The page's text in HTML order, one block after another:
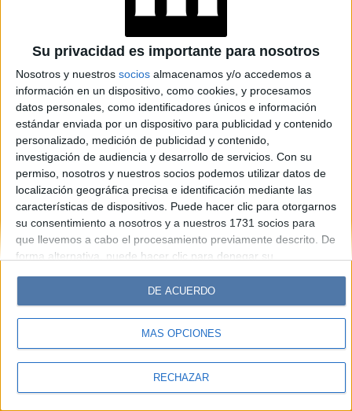
Su privacidad es importante para nosotros
Nosotros y nuestros socios almacenamos y/o accedemos a
información en un dispositivo, como cookies, y procesamos
datos personales, como identificadores únicos e información
estándar enviada por un dispositivo para publicidad y contenido
personalizado, medición de publicidad y contenido,
investigación de audiencia y desarrollo de servicios. Con su
permiso, nosotros y nuestros socios podemos utilizar datos de
localización geográfica precisa e identificación mediante las
características de dispositivos. Puede hacer clic para otorgarnos
su consentimiento a nosotros y a nuestros 1731 socios para
que llevemos a cabo el procesamiento previamente descrito. De
forma alternativa, puede hacer clic para denegar su
cambiar sus preferencias antes de otorgar su consentimiento.
Tenga en cuenta que algún procesamiento de sus datos
personales puede no requerir de su consentimiento, pero usted
tiene el derecho de rechazar tal procesamiento. Sus
sus preferencias o retirar su consentimiento en cualquier
MÁS OPCIONES
RECHAZAR
DE ACUERDO
Caras Noticias
Weekend Parabrisas
Look
Luz Mía Lunateen Break BATimes
© Perfil.com 2006-2019 - Todos los derechos reservados
Registro de Propiedad Intelectual: Nro. 5346433